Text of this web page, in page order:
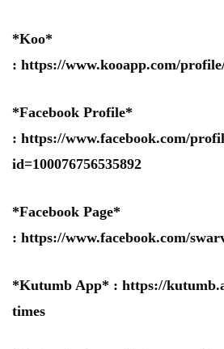
*Koo*
: https://www.kooapp.com/
*Facebook Profile*
: https://www.facebook.com/
id=100076756535892
*Facebook Page*
: https://www.facebook.com/
*Kutumb App* : https://
times